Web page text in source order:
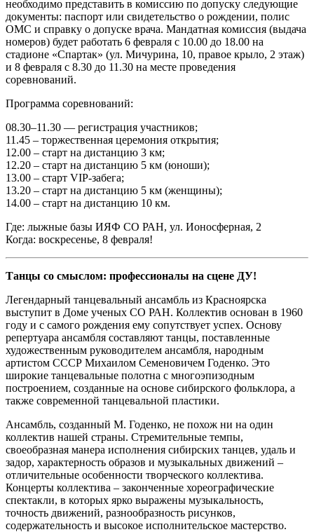
необходимо представить в комиссию по допуску следующие
документы: паспорт или свидетельство о рождении, полис
ОМС и справку о допуске врача. Мандатная комиссия (выдача
номеров) будет работать 6 февраля с 10.00 до 18.00 на
стадионе «Спартак» (ул. Мичурина, 10, правое крыло, 2 этаж)
и 8 февраля с 8.30 до 11.30 на месте проведения
соревнований.
Программа соревнований:
08.30–11.30 — регистрация участников;
11.45 – торжественная церемония открытия;
12.00 – старт на дистанцию 3 км;
12.20 – старт на дистанцию 5 км (юноши);
13.00 – старт VIP-забега;
13.20 – старт на дистанцию 5 км (женщины);
14.00 – старт на дистанцию 10 км.
Где: лыжные базы ИЯФ СО РАН, ул. Ионосферная, 2
Когда: воскресенье, 8 февраля!
Танцы со смыслом: профессионалы на сцене ДУ!
Легендарный танцевальный ансамбль из Красноярска
выступит в Доме ученых СО РАН. Коллектив основан в 1960
году и с самого рождения ему сопутствует успех. Основу
репертуара ансамбля составляют танцы, поставленные
художественным руководителем ансамбля, народным
артистом СССР Михаилом Семеновичем Годенко. Это
широкие танцевальные полотна с многоэпизодным
построением, созданные на основе сибирского фольклора, а
также современной танцевальной пластики.
Ансамбль, созданный М. Годенко, не похож ни на один
коллектив нашей страны. Стремительные темпы,
своеобразная манера исполнения сибирских танцев, удаль и
задор, характерность образов и музыкальных движений –
отличительные особенности творческого коллектива.
Концерты коллектива – законченные хореографические
спектакли, в которых ярко выражены музыкальность,
точность движений, разнообразность рисунков,
содержательность и высокое исполнительское мастерство.